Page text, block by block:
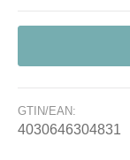
GTIN/EAN:
4030646304831